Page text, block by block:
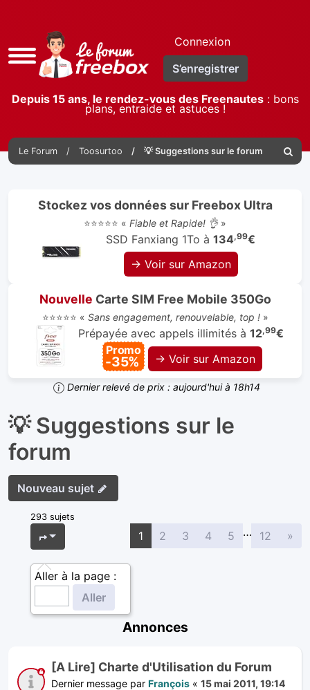
Accès
rapide
Connexion
S’enregistrer
Depuis 15 ans, le rendez-vous des Freenautes: bons
plans, entraide et astuces !
Le Forum Toosurtoo 💡 Suggestions sur le forum
Stockez vos données sur Freebox Ultra
⭐⭐⭐⭐⭐ « Fiable et Rapide! 👌»
SSD Fanxiang 1To à 134,99€
→ Voir sur Amazon
Nouvelle Carte SIM Free Mobile 350Go
⭐⭐⭐⭐⭐ « Sans engagement, renouvelable, top !»
Prépayée avec appels illimités à 12,99€
Promo
-35% → Voir sur Amazon
Dernier relevé de prix : aujourd'hui à 18h14
💡 Suggestions sur le
forum
Nouveau sujet
293 sujets
Page
Aller à la page :
1 2 3 4 5 … 12 »
Annonces
[A Lire] Charte d'Utilisation du Forum
Dernier message par François « 15 mai 2011, 19:14